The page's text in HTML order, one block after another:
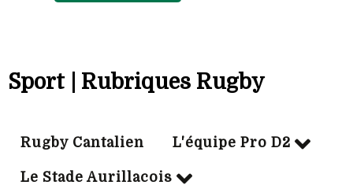
Sport | Rubriques Rugby
Rugby Cantalien L'équipe Pro D2
Le Stade Aurillacois